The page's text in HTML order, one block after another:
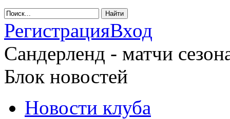
РегистрацияВход
Сандерленд - матчи
Блок новостей
Новости клуба